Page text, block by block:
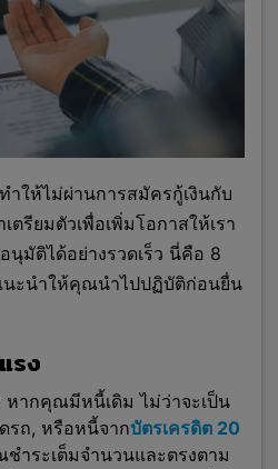
ำให้ไม่ผ่านการสมัครกู้เงินกับ
ตรียมตัวเพื่อเพิ่มโอกาสให้เรา
นุมัติได้อย่างรวดเร็ว นี่คือ 8
ะนำให้คุณนำไปปฏิบัติก่อนยื่น
รง
หากคุณมีหนี้เดิม ไม่ว่าจะเป็น
รถ, หรือหนี้จากบัตรเครดิต 20
ำระเต็มจำนวนและตรงตาม